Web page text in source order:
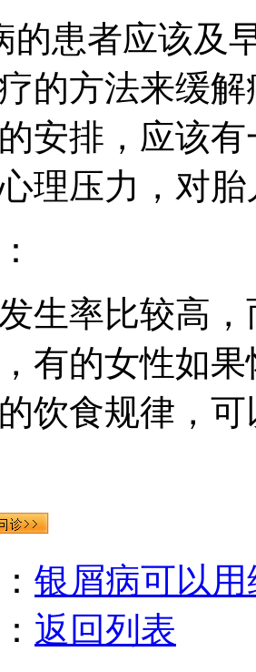
的患者应该及
的方法来缓
安排，应该
理压力，对
生率比较高
有的女性如
饮食规律，
银屑病可以
返回列表